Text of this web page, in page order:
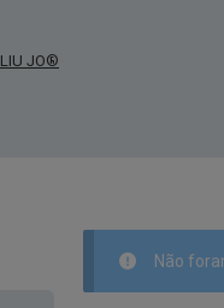
LIU JO®
Não